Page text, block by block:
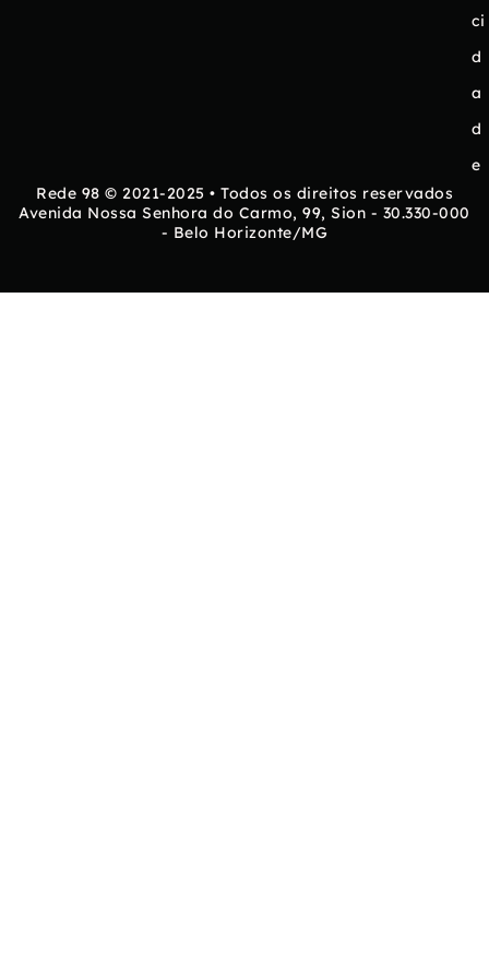
ci
d
a
d
e
Rede 98 © 2021-2025 • Todos os direitos reservados
Avenida Nossa Senhora do Carmo, 99, Sion - 30.330-000
- Belo Horizonte/MG